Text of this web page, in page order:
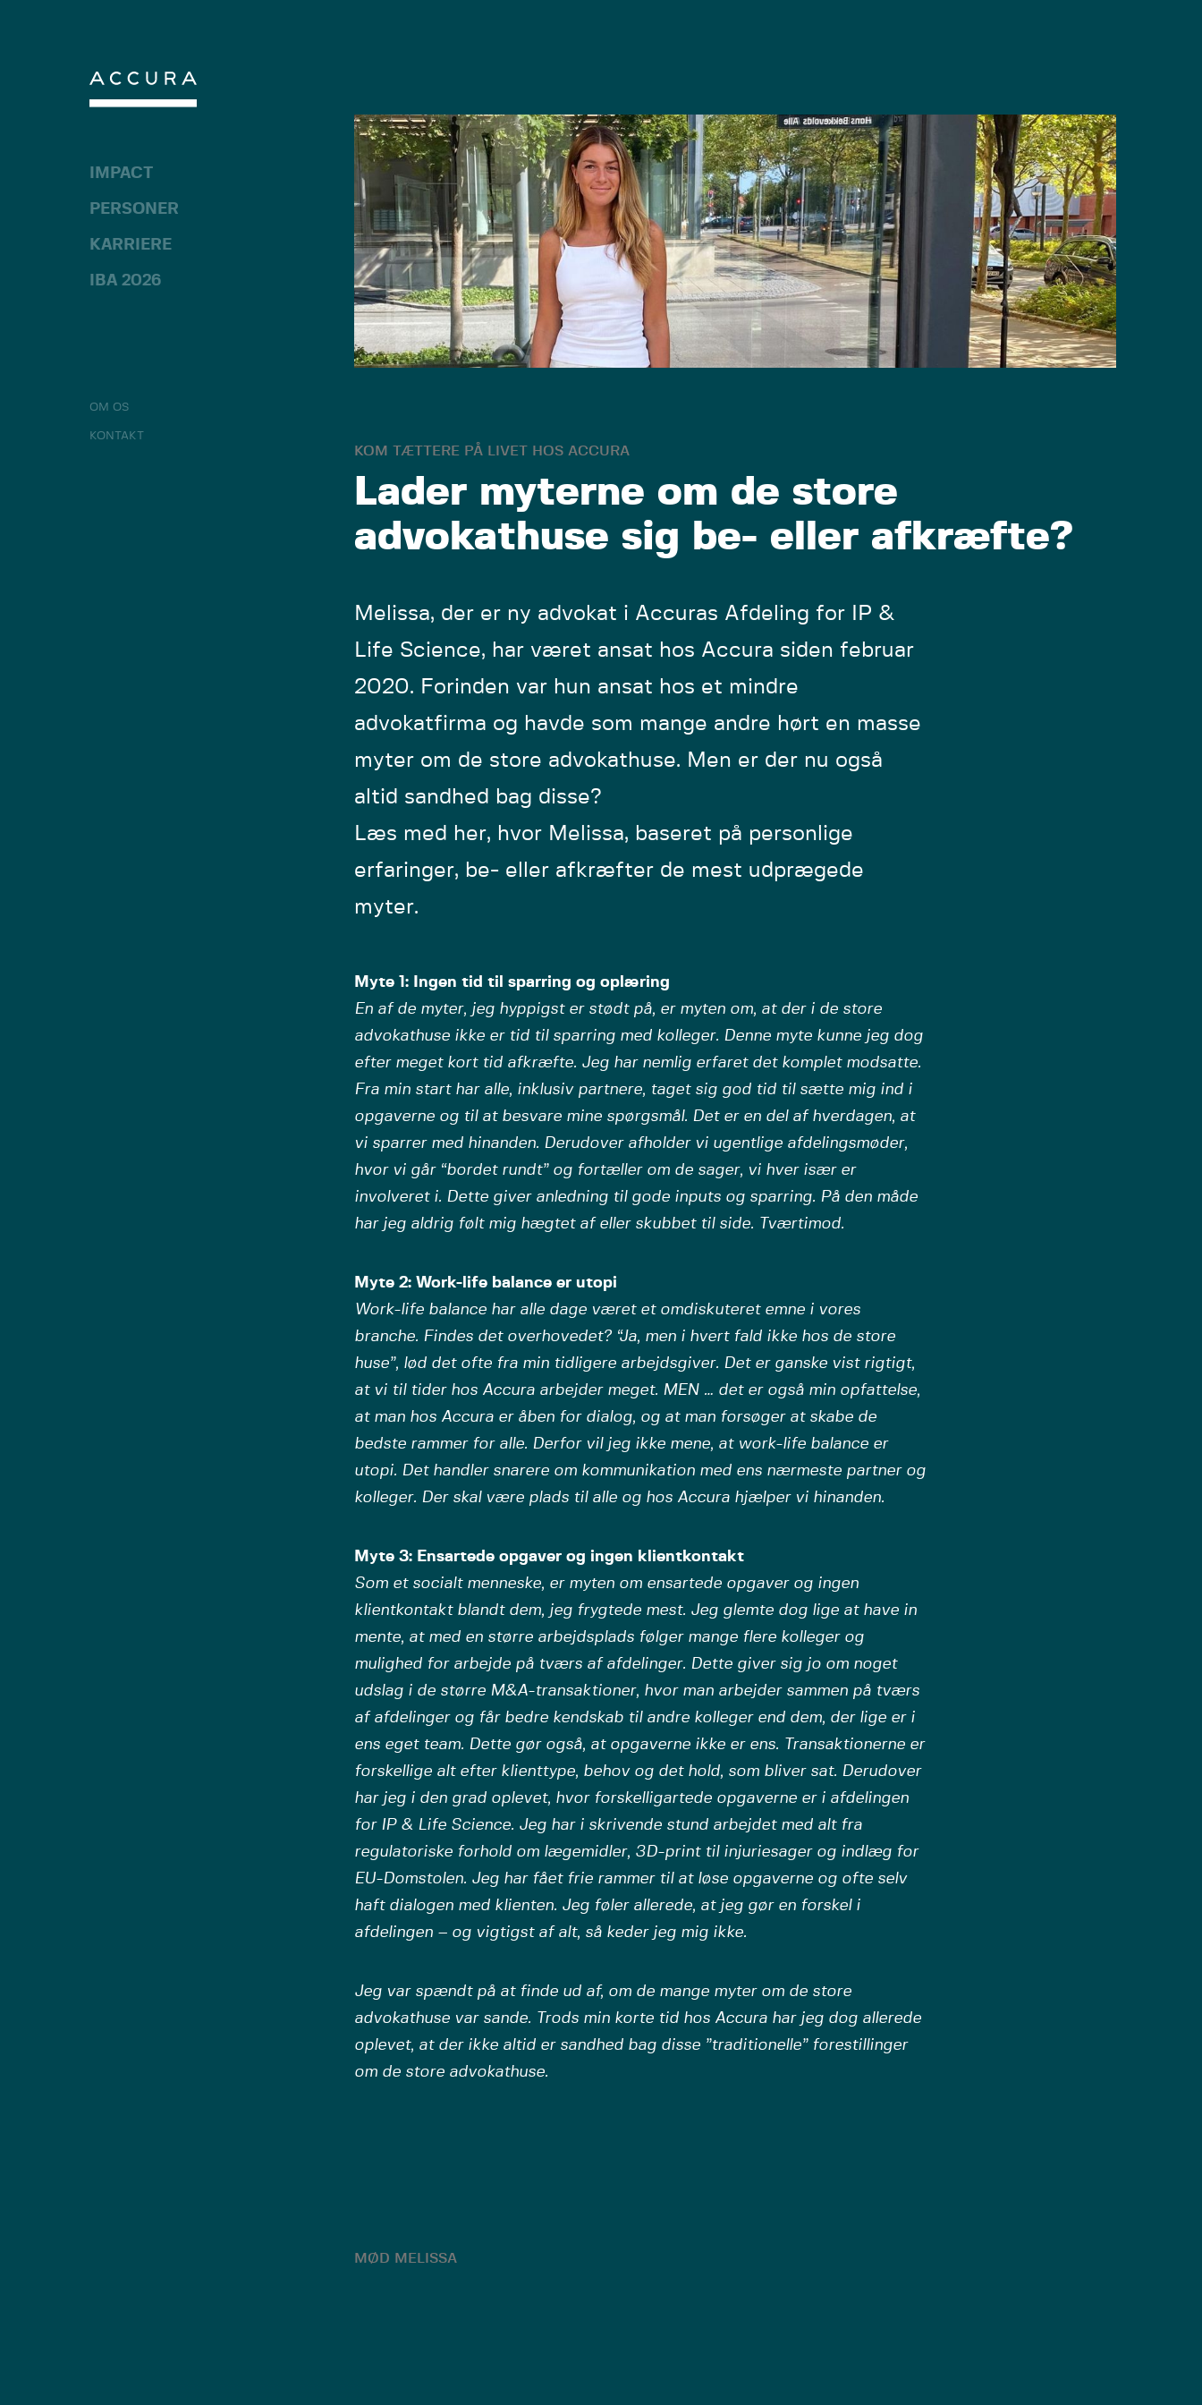
IMPACT
PERSONER
KARRIERE
IBA 2026
OM OS
KONTAKT
KOM TÆTTERE PÅ LIVET HOS ACCURA
Lader myterne om de store
advokathuse sig be- eller afkræfte?
Melissa, der er ny advokat i Accuras Afdeling for IP &
Life Science, har været ansat hos Accura siden februar
2020. Forinden var hun ansat hos et mindre
advokatfirma og havde som mange andre hørt en masse
myter om de store advokathuse. Men er der nu også
altid sandhed bag disse?
Læs med her, hvor Melissa, baseret på personlige
erfaringer, be- eller afkræfter de mest udprægede
myter.
Myte 1: Ingen tid til sparring og oplæring
En af de myter, jeg hyppigst er stødt på, er myten om, at der i de store
advokathuse ikke er tid til sparring med kolleger. Denne myte kunne jeg dog
efter meget kort tid afkræfte. Jeg har nemlig erfaret det komplet modsatte.
Fra min start har alle, inklusiv partnere, taget sig god tid til sætte mig ind i
opgaverne og til at besvare mine spørgsmål. Det er en del af hverdagen, at
vi sparrer med hinanden. Derudover afholder vi ugentlige afdelingsmøder,
hvor vi går “bordet rundt” og fortæller om de sager, vi hver især er
involveret i. Dette giver anledning til gode inputs og sparring. På den måde
har jeg aldrig følt mig hægtet af eller skubbet til side. Tværtimod.
Myte 2: Work-life balance er utopi
Work-life balance har alle dage været et omdiskuteret emne i vores
branche. Findes det overhovedet? “Ja, men i hvert fald ikke hos de store
huse”, lød det ofte fra min tidligere arbejdsgiver. Det er ganske vist rigtigt,
at vi til tider hos Accura arbejder meget. MEN … det er også min opfattelse,
at man hos Accura er åben for dialog, og at man forsøger at skabe de
bedste rammer for alle. Derfor vil jeg ikke mene, at work-life balance er
utopi. Det handler snarere om kommunikation med ens nærmeste partner og
kolleger. Der skal være plads til alle og hos Accura hjælper vi hinanden.
Myte 3: Ensartede opgaver og ingen klientkontakt
Som et socialt menneske, er myten om ensartede opgaver og ingen
klientkontakt blandt dem, jeg frygtede mest. Jeg glemte dog lige at have in
mente, at med en større arbejdsplads følger mange flere kolleger og
mulighed for arbejde på tværs af afdelinger. Dette giver sig jo om noget
udslag i de større M&A-transaktioner, hvor man arbejder sammen på tværs
af afdelinger og får bedre kendskab til andre kolleger end dem, der lige er i
ens eget team. Dette gør også, at opgaverne ikke er ens. Transaktionerne er
forskellige alt efter klienttype, behov og det hold, som bliver sat. Derudover
har jeg i den grad oplevet, hvor forskelligartede opgaverne er i afdelingen
for IP & Life Science. Jeg har i skrivende stund arbejdet med alt fra
regulatoriske forhold om lægemidler, 3D-print til injuriesager og indlæg for
EU-Domstolen. Jeg har fået frie rammer til at løse opgaverne og ofte selv
haft dialogen med klienten. Jeg føler allerede, at jeg gør en forskel i
afdelingen – og vigtigst af alt, så keder jeg mig ikke.
Jeg var spændt på at finde ud af, om de mange myter om de store
advokathuse var sande. Trods min korte tid hos Accura har jeg dog allerede
oplevet, at der ikke altid er sandhed bag disse ”traditionelle” forestillinger
om de store advokathuse.
MØD MELISSA